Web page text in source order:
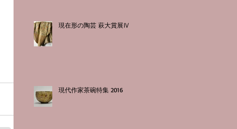
現在形の陶芸 萩大賞展Ⅳ
現代作家茶碗特集 2016